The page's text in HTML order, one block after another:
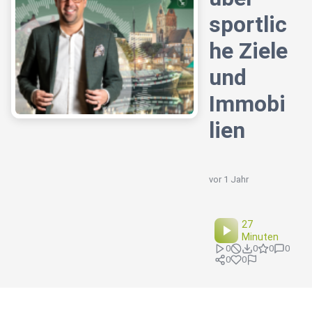
sportlic
he Ziele
und
Immobi
lien
vor 1 Jahr
27
Minuten
0 0 0
0
0
0